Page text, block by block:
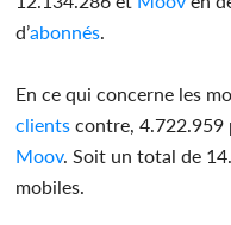
d’abonnés.
En ce qui concerne les
clients contre, 4.722.959
Moov. Soit un total de
mobiles.